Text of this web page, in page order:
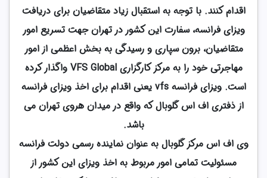
اقدام کنند. با توجه به استقبال زیاد متقاضیان برای دریافت
ویزای فرانسه، سفارت این کشور در تهران جهت تسریع امور
متقاضیان، برون سپاری و رسیدگی به بخش اعظمی از امور
مهاجرتی خود را به مرکز کارگزاری VFS Global واگذار کرده
است. ویزای فرانسه vfs یعنی اقدام برای اخذ ویزای فرانسه
از ذفتری اف اس گلوبال که واقع در میدان هروی تهران می
باشد.
وی اف اس مرکز گلوبال به عنوان نماینده رسمی دولت فرانسه
مسئولیت تمامی امور مربوط به اخذ ویزای این کشور از